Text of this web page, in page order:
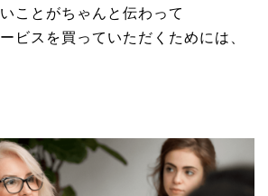
ことがちゃんと伝わって
ビスを買っていただくためには、